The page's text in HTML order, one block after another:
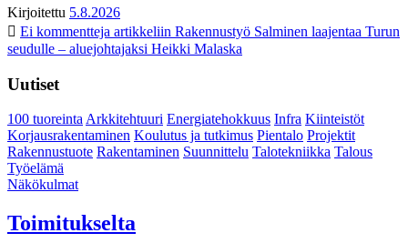
Kirjoitettu 5.8.2026
Ei kommentteja artikkeliin Rakennustyö Salminen laajentaa Turun
seudulle – aluejohtajaksi Heikki Malaska
Uutiset
100 tuoreintaArkkitehtuuri Energiatehokkuus Infra Kiinteistöt
Korjausrakentaminen Koulutus ja tutkimus Pientalo Projektit
Rakennustuote Rakentaminen Suunnittelu Talotekniikka Talous
Työelämä
Näkökulmat
Toimitukselta